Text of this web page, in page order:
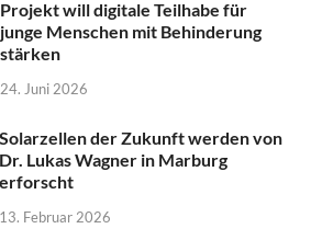
Projekt will digitale Teilhabe für
junge Menschen mit Behinderung
stärken
24. Juni 2026
Solarzellen der Zukunft werden von
Dr. Lukas Wagner in Marburg
erforscht
13. Februar 2026